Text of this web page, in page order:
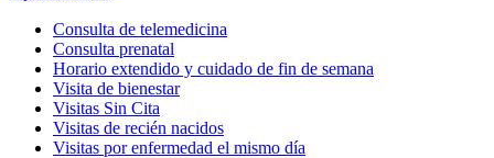
Consulta de telemedicina
Consulta prenatal
Horario extendido y cuidado de fin de semana
Visita de bienestar
Visitas Sin Cita
Visitas de recién nacidos
Visitas por enfermedad el mismo día